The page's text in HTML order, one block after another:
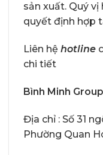
sản xuất. Quý
quyết định hợp
Liên hệ hotline
chi tiết
Bình Minh Group
Địa chỉ : Số 31
Phường Quan